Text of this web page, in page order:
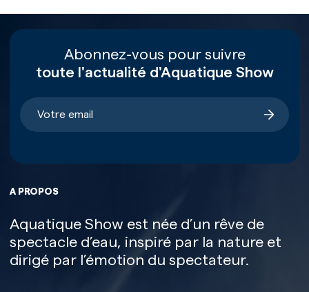
Abonnez-vous pour suivre
toute l'actualité d'Aquatique Show
A PROPOS
Aquatique Show est née d’un rêve de
spectacle d’eau, inspiré par la nature et
dirigé par l’émotion du spectateur.